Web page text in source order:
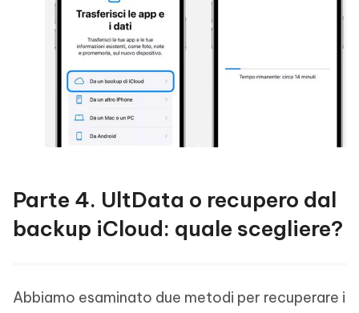
Parte 4. UltData o recupero dal
backup iCloud: quale scegliere?
Abbiamo esaminato due metodi per recuperare i